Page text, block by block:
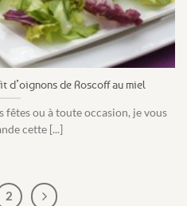
d’oignons de Roscoff au miel
ou à toute occasion, je vous
cette [...]
2